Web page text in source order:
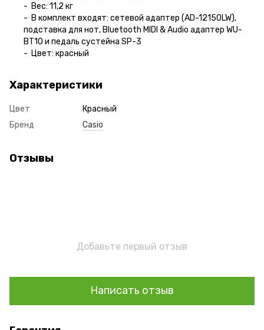
- Вес: 11,2 кг
- В комплект входят: сетевой адаптер (AD-12150LW),
подставка для нот, Bluetooth MIDI & Audio адаптер WU-
BT10 и педаль сустейна SP-3
- Цвет: красный
Характеристики
Цвет
Красный
Бренд
Casio
Отзывы
Добавьте первый отзыв
Написать отзыв